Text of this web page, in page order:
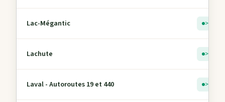
Lac-Mégantic > 5
Lachute > 5
Laval - Autoroutes 19 et 440 > 5